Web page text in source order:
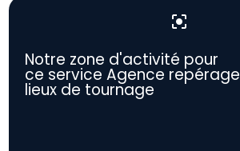
center_focus_strong
Notre zone d'activité pour
ce service Agence repérage
lieux de tournage